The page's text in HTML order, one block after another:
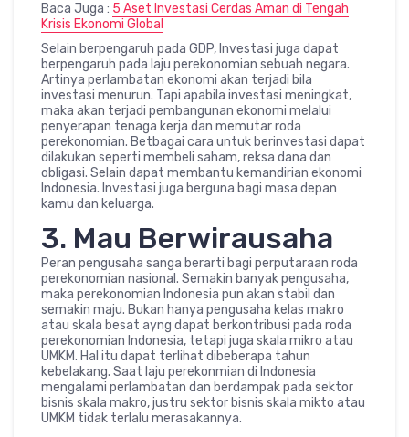
Baca Juga : 5 Aset Investasi Cerdas Aman di Tengah
Krisis Ekonomi Global
Selain berpengaruh pada GDP, Investasi juga dapat
berpengaruh pada laju perekonomian sebuah negara.
Artinya perlambatan ekonomi akan terjadi bila
investasi menurun. Tapi apabila investasi meningkat,
maka akan terjadi pembangunan ekonomi melalui
penyerapan tenaga kerja dan memutar roda
perekonomian. Betbagai cara untuk berinvestasi dapat
dilakukan seperti membeli saham, reksa dana dan
obligasi. Selain dapat membantu kemandirian ekonomi
Indonesia. Investasi juga berguna bagi masa depan
kamu dan keluarga.
3. Mau Berwirausaha
Peran pengusaha sanga berarti bagi perputaraan roda
perekonomian nasional. Semakin banyak pengusaha,
maka perekonomian Indonesia pun akan stabil dan
semakin maju. Bukan hanya pengusaha kelas makro
atau skala besat ayng dapat berkontribusi pada roda
perekonomian Indonesia, tetapi juga skala mikro atau
UMKM. Hal itu dapat terlihat dibeberapa tahun
kebelakang. Saat laju perekonmian di Indonesia
mengalami perlambatan dan berdampak pada sektor
bisnis skala makro, justru sektor bisnis skala mikto atau
UMKM tidak terlalu merasakannya.